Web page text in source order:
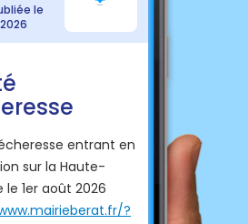
le
entrant en
sur la Haute-
le 1er août 2026
?